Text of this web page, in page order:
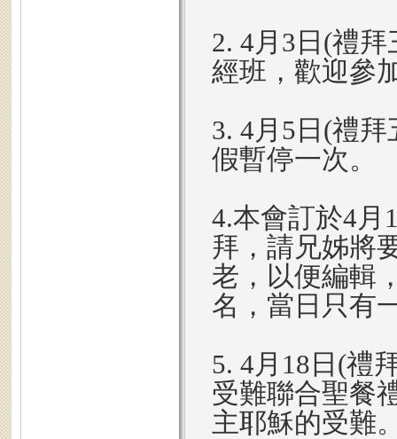
2. 4月3日(禮
經班，歡迎參
3. 4月5日(禮
假暫停一次。
4.本會訂於4月
拜，請兄姊將
老，以便編輯
名，當日只有
5. 4月18日(禮
受難聯合聖餐
主耶穌的受難